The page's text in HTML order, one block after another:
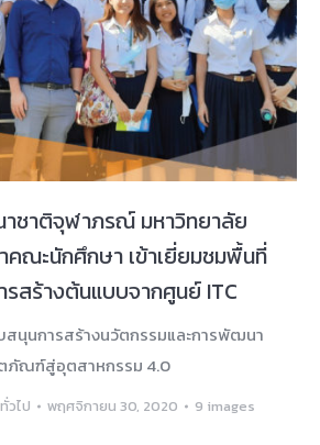
าชาติจุฬาภรณ์ มหาวิทยาลัย
คณะนักศึกษา เข้าเยี่ยมชมพื้นที่
สร้างต้นแบบจากศูนย์ ITC
สนุนการสร้างนวัตกรรมและการพัฒนา
ภัณฑ์สู่อุตสาหกรรม 4.0
วไป พฤศจิกายน 30, 2020 9 images